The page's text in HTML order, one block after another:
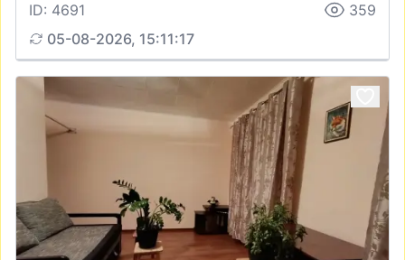
ID: 4691
359
05-08-2026, 15:11:17